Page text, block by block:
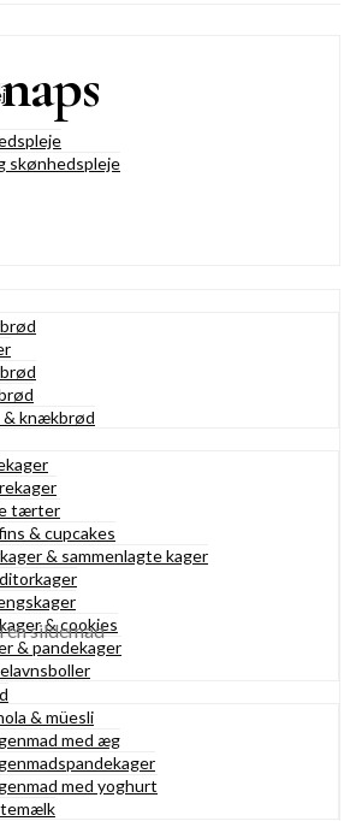
skønhedspleje
& knækbrød
tærter
& cupcakes
& sammenlagte kager
& cookies
& pandekager
& müesli
med æg
med yoghurt
en sildemad